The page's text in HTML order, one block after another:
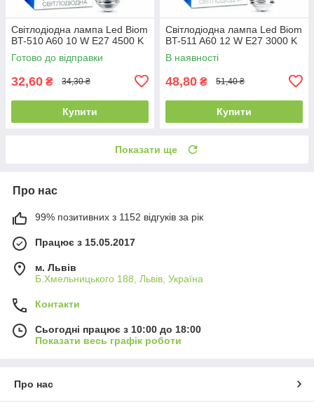
Світлодіодна лампа Led Biom
BT-510 A60 10 W E27 4500 K
Готово до відправки
32,60 ₴ 34,30 ₴
Купити
Світлодіодна лампа Led Biom
BT-511 A60 12 W E27 3000 K
В наявності
48,80 ₴ 51,40 ₴
Купити
Показати ще
Про нас
99% позитивних з 1152 відгуків за рік
Працює з 15.05.2017
м. Львів
Б.Хмельницького 188, Львів, Україна
Контакти
Сьогодні працює з 10:00 до 18:00
Показати весь графік роботи
Про нас